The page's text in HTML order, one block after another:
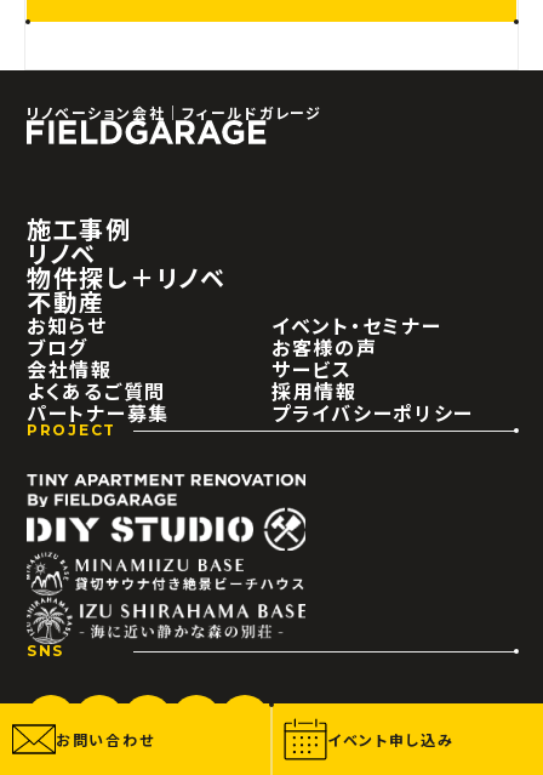
お問い合わせ イベント申し込み
リノベーション会社｜フィールドガレージ
施工事例
リノベ
物件探し＋リノベ
不動産
お知らせ イベント・セミナー
ブログ お客様の声
会社情報 サービス
よくあるご質問 採用情報
パートナー募集 プライバシーポリシー
PROJECT
SNS
LINK